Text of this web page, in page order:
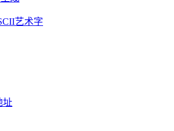
艺术字
址